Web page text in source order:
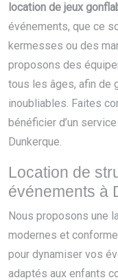
location de jeux
événements, que ce
kermesses ou des
proposons des
tous les âges, afin de
inoubliables. Faites
bénéficier d’un
Dunkerque.
Location de
événements à
Nous proposons une
modernes et
pour dynamiser vos
adaptés aux enfants